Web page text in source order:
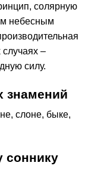
солярную
небесным
–
силу.
знамений
слоне, быке,
соннику